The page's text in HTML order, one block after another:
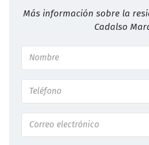
Más información sobre la
Cadalso